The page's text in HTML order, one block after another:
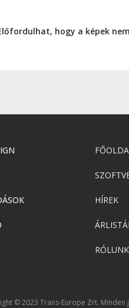
hogy a képek
HÍREK
RÓLUNK
© 2023 Trans-Europe Zrt. Minden